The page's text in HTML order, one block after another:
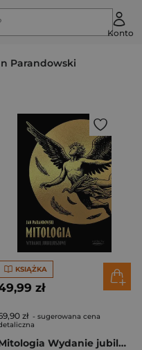
Konto
Parandowski
KSIĄŻKA
zł
zł - sugerowana cena
Mitologia Wydanie jubileuszowe